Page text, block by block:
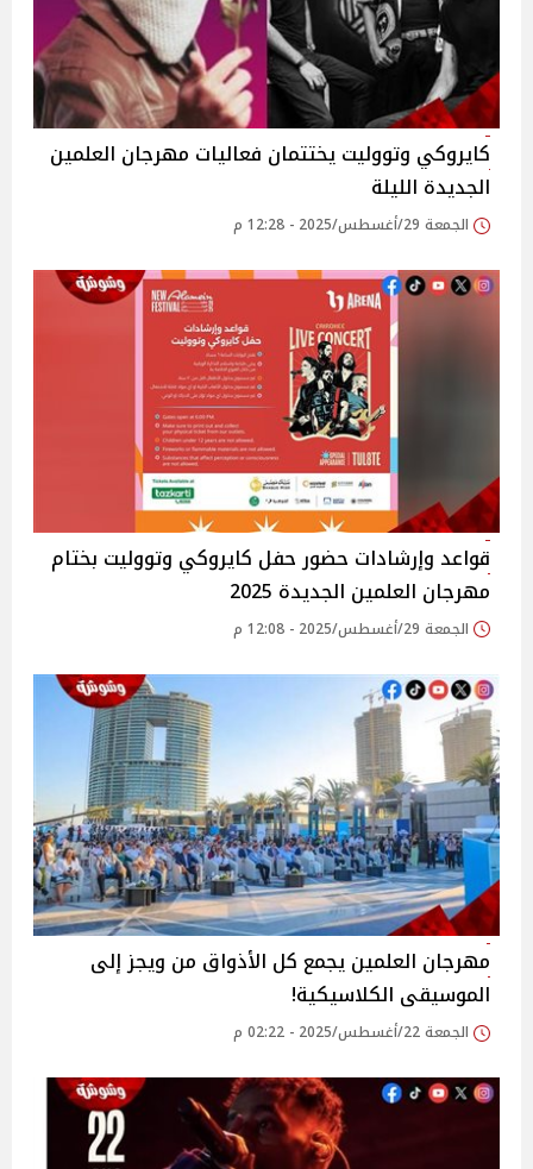
كايروكي وتووليت يختتمان فعاليات مهرجان العلمين
الجديدة الليلة‎
الجمعة 29/أغسطس/2025 - 12:28 م
قواعد وإرشادات حضور حفل كايروكي وتووليت بختام
مهرجان العلمين الجديدة 2025‎
الجمعة 29/أغسطس/2025 - 12:08 م
مهرجان العلمين يجمع كل الأذواق من ويجز إلى
الموسيقى الكلاسيكية!
الجمعة 22/أغسطس/2025 - 02:22 م